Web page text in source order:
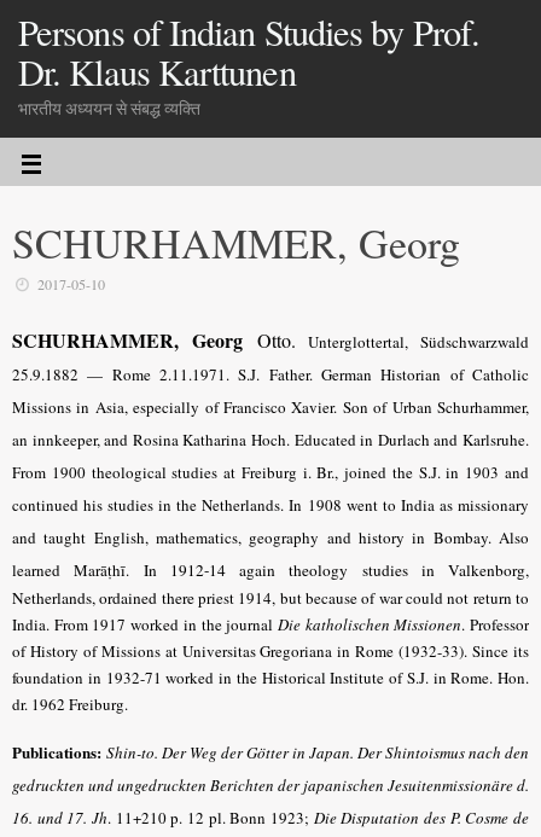
Persons of Indian Studies by Prof.
Dr. Klaus Karttunen
भारतीय अध्ययन से संबद्ध व्यक्ति
SCHURHAMMER, Georg
2017-05-10
SCHURHAMMER, Georg Otto. Unterglottertal, Südschwarzwald
25.9.1882 — Rome 2.11.1971. S.J. Father. German Historian of Catholic
Missions in Asia, especially of Francisco Xavier. Son of Urban Schurhammer,
an innkeeper, and Rosina Katharina Hoch. Educated in Durlach and Karlsruhe.
From 1900 theological studies at Freiburg i. Br., joined the S.J. in 1903 and
continued his studies in the Netherlands. In 1908 went to India as missionary
and taught English, mathematics, geography and history in Bombay. Also
learned Marāṭhī. In 1912-14 again theology studies in Valkenborg,
Netherlands, ordained therepriest 1914, but because of war could not return to
India. From 1917 worked in the journal Die katholischen Missionen. Professor
of History of Missions at Universitas Gregoriana in Rome (1932-33). Since its
foundation in 1932-71 worked in the Historical Institute of S.J. in Rome. Hon.
dr. 1962 Freiburg.
Publications: Shin-to. Der Weg der Götter in Japan. Der Shintoismus nach den
gedruckten und ungedruckten Berichten der japanischen Jesuitenmissionäre d.
16. und 17. Jh. 11+210 p. 12 pl. Bonn 1923; Die Disputation des P. Cosme de